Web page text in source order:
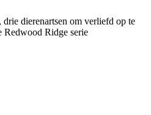
dierenartsen om verliefd op te
Redwood Ridge serie